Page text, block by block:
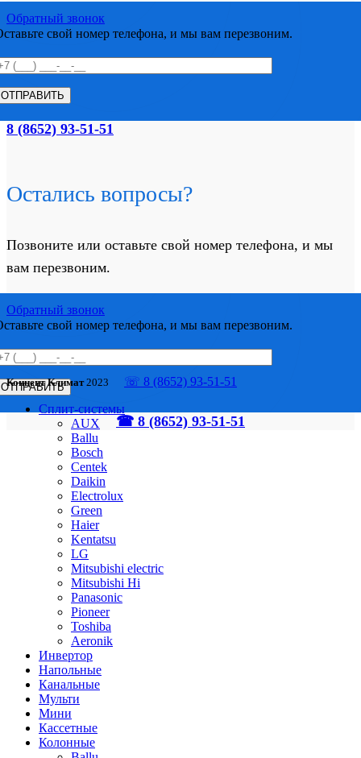
Обратный звонок
свой номер телефона, и мы вам перезвоним.
8 (8652) 93-51-51
Остались вопросы?
Позвоните или оставьте свой номер телефона, и мы
вам перезвоним.
Обратный звонок
свой номер телефона, и мы вам перезвоним.
☎ 8 (8652) 93-51-51
Концепт Климат 2023
☏ 8 (8652) 93-51-51
Сплит-системы
AUX
Ballu
Bosch
Centek
Daikin
Electrolux
Green
Haier
Kentatsu
LG
Mitsubishi electric
Mitsubishi Hi
Panasonic
Pioneer
Toshiba
Аeronik
Инвертор
Напольные
Канальные
Мульти
Мини
Кассетные
Колонные